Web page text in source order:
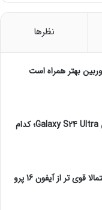
نظرها
بررسی رنگ بندی گوشی Galaxy S24 Ultra؛ کدام
گلکسی اس 25 اولترا احتمالا قوی تر از آیفون 16 پرو